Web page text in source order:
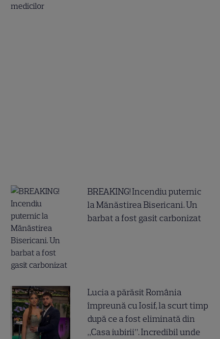
BREAKING! Incendiu puternic
la Mănăstirea Bisericani. Un
barbat a fost gasit carbonizat
Lucia a părăsit România
împreună cu Iosif, la scurt timp
după ce a fost eliminată din
„Casa iubirii”. Incredibil unde